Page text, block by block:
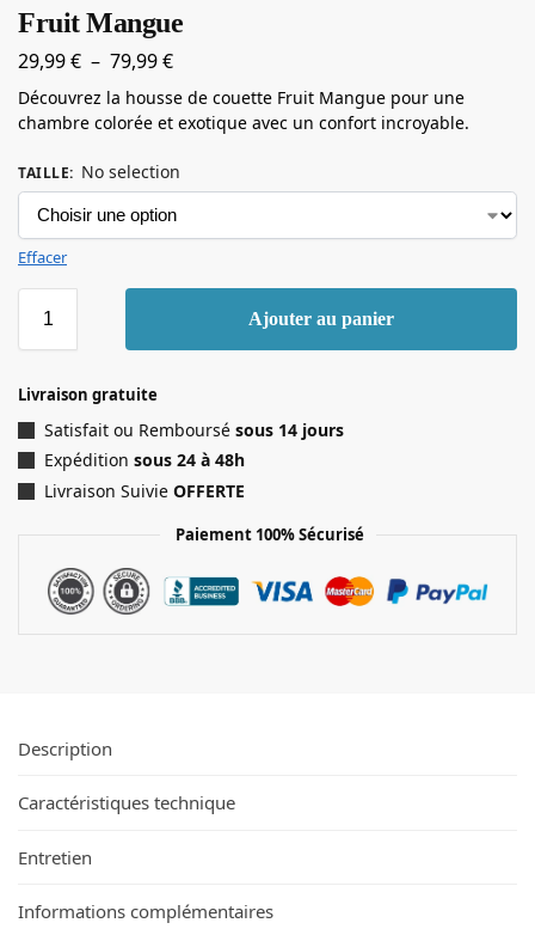
Fruit Mangue
29,99€ – 79,99€
Découvrez la housse de couette Fruit Mangue pour une
chambre colorée et exotique avec un confort incroyable.
TAILLE: No selection
Effacer
Ajouter au panier
Livraison gratuite
Satisfait ou Remboursé sous 14 jours
Expédition sous 24 à 48h
Livraison Suivie OFFERTE
Paiement 100% Sécurisé
Description
Caractéristiques technique
Entretien
Informations complémentaires